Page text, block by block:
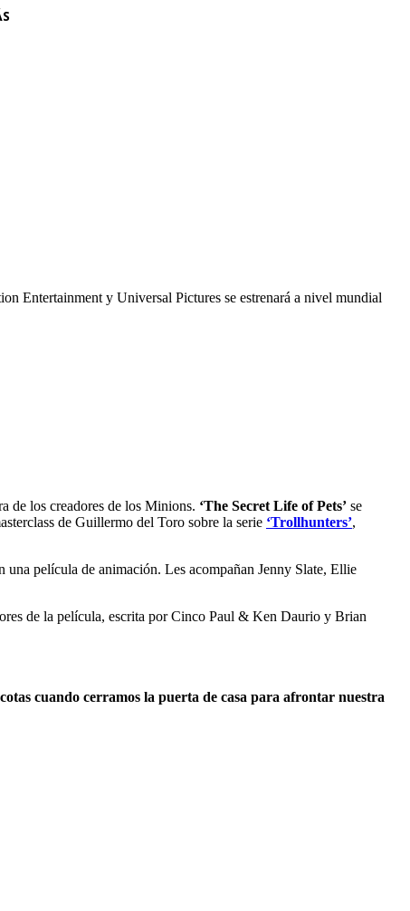
Entertainment y Universal Pictures se estrenará a nivel mundial
de los creadores de los Minions. ‘The Secret Life of Pets’ se
de Guillermo del Toro sobre la serie ‘Trollhunters’,
una película de animación. Les acompañan Jenny Slate, Ellie
de la película, escrita por Cinco Paul & Ken Daurio y Brian
cuando cerramos la puerta de casa para afrontar nuestra